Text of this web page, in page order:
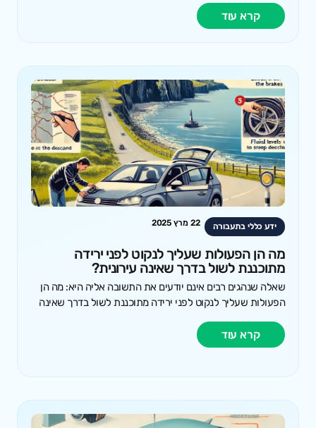
קרא עוד
ידע כללי בתעבורה 22 מרץ 2025
מה הן הפעולות שעליך לנקוט לפני ירידה
מתוכננת לשול בדרך שאינה עירונית?
שאלה שנהגים רבים אינם יודעים את התשובה אליה היא: מה הן
הפעולות שעליך לנקוט לפני ירידה מתוכננת לשול בדרך שאינה
קרא עוד